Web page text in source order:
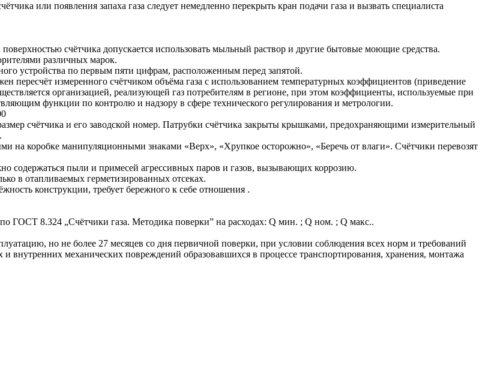
или появления запаха газа следует немедленно перекрыть кран подачи газа и вызвать специалиста
счётчика допускается использовать мыльный раствор и другие бытовые моющие средства.
различных марок.
устройства по первым пяти цифрам, расположенным перед запятой.
пересчёт измеренного счётчиком объёма газа с использованием температурных коэффициентов (приведение
организацией, реализующей газ потребителям в регионе, при этом коэффициенты, используемые при
функции по контролю и надзору в сфере технического регулирования и метрологии.
счётчика и его заводской номер. Патрубки счётчика закрыты крышками, предохраняющими измерительный
на коробке манипуляционными знаками «Верх», «Хрупкое осторожно», «Беречь от влаги». Счётчики перевозят
содержаться пыли и примесей агрессивных паров и газов, вызывающих коррозию.
в отапливаемых герметизированных отсеках.
конструкции, требует бережного к себе отношения .
ГОСТ 8.324 „Счётчики газа. Методика поверки” на расходах: Q мин. ; Q ном. ; Q макс..
но не более 27 месяцев со дня первичной поверки, при условии соблюдения всех норм и требований
внутренних механических повреждений образовавшихся в процессе транспортирования, хранения, монтажа